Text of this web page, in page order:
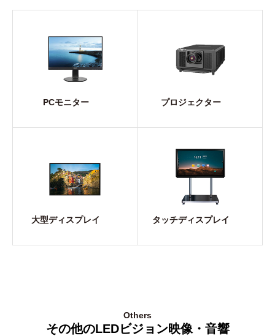
PCモニター プロジェクター
大型ディスプレイ タッチディスプレイ
Others
その他のLEDビジョン映像・音響